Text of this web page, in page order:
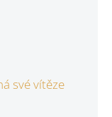
své vítěze